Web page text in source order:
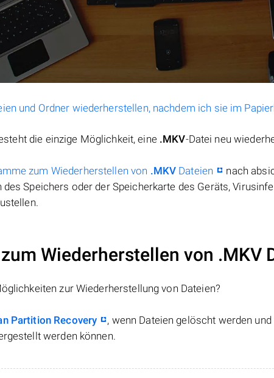
und Ordner wiederherstellen, nachdem ich sie im
die einzige Möglichkeit, eine .MKV-Datei neu
zum Wiederherstellen von .MKV Dateien
nach
Speichers oder der Speicherkarte des Geräts,
Wiederherstellen von .MKV
zur Wiederherstellung von Dateien?
Partition Recovery
, wenn Dateien gelöscht werden
werden können.